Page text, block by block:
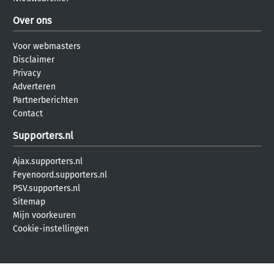
Over ons
Voor webmasters
Disclaimer
Privacy
Adverteren
Partnerberichten
Contact
Supporters.nl
Ajax.supporters.nl
Feyenoord.supporters.nl
PSV.supporters.nl
Sitemap
Mijn voorkeuren
Cookie-instellingen